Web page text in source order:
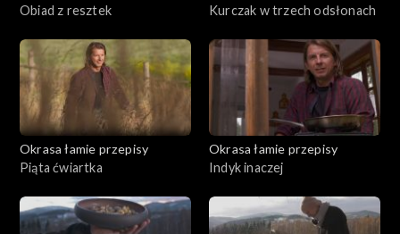
Obiad z resztek
Kurczak w trzech odsłonach
Okrasa łamie przepisy
Piąta ćwiartka
Okrasa łamie przepisy
Indyk inaczej